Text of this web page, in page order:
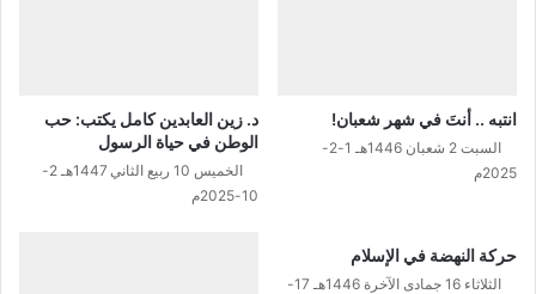
ل
ا
س
انتبه .. أنتَ في شهر شعبان!
السبت 2 شعبان 1446هـ 1-2-
2025م
د. زين العابدين كامل يكتب: حب
الوطن في حياة الرسول
الخميس 10 ربيع الثاني 1447هـ 2-
10-2025م
حركة النهضة في الإسلام
الثلاثاء 16 جمادى الآخرة 1446هـ 17-